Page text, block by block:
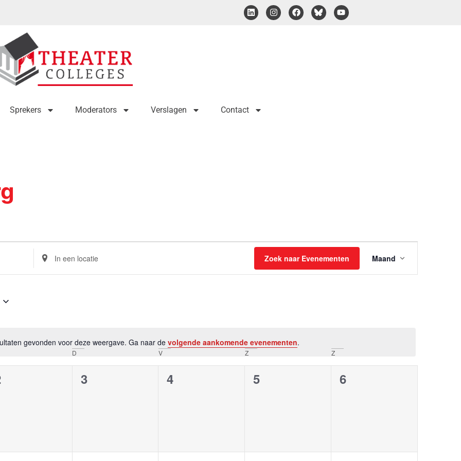
Sprekers Moderators Verslagen Contact
Bericht
gevonden voor deze weergave. Ga naar de volgende aankomende evenementen.
Voer
locatie
in.
Zoek
Zoek naar Evenementen
weergaven
Maand
D V Z Z
0
3
0
4
0
5
0
6